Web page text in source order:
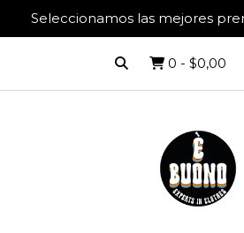
Seleccionamos las mejores
0 - $0,00